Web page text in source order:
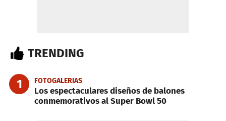
TRENDING
1 FOTOGALERIAS
Los espectaculares diseños de balones
conmemorativos al Super Bowl 50